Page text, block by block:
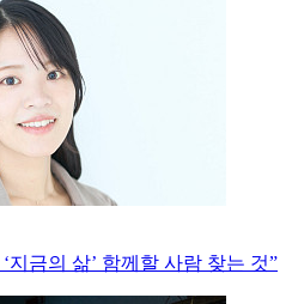
지금의 삶’ 함께할 사람 찾는 것”